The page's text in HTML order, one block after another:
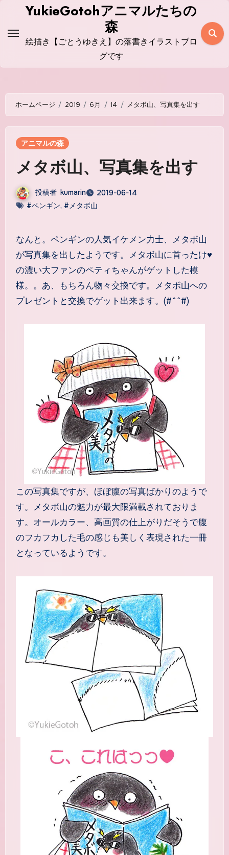
ス
YukieGotohアニマルたちの
森
絵描き【ごとうゆきえ】の落書きイラストブロ
グです
ホームページ 2019 6月 14 メタボ山、写真集を出す
アニマルの森
メタボ山、写真集を出す
投稿者 kumarin
2019-06-14
#ペンギン, #メタボ山
なんと。ペンギンの人気イケメン力士、メタボ山
が写真集を出したようです。メタボ山に首ったけ♥
の濃い大ファンのペティちゃんがゲットした模
様。。あ、もちろん物々交換です。メタボ山への
プレゼントと交換でゲット出来ます。(#^^#)
この写真集ですが、ほぼ腹の写真ばかりのようで
す。メタボ山の魅力が最大限満載されておりま
す。オールカラー、高画質の仕上がりだそうで腹
のフカフカした毛の感じも美しく表現された一冊
となっているようです。